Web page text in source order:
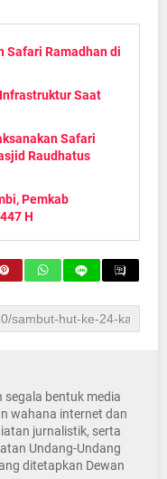
Safari Ramadhan di
Saat
Safari
Raudhatus
Pemkab
H
segala bentuk media
wahana internet dan
jurnalistik, serta
Undang-Undang
ditetapkan Dewan